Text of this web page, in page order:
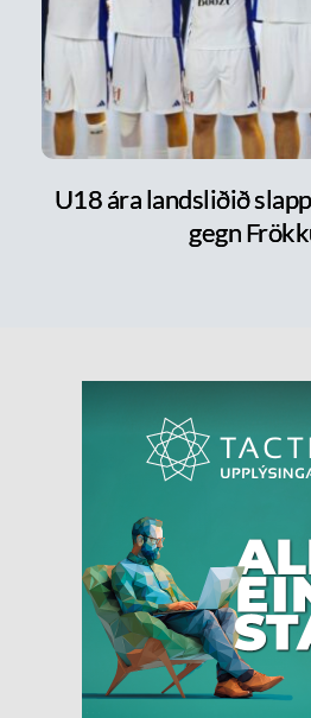
U18 ára landsliðið
gegn